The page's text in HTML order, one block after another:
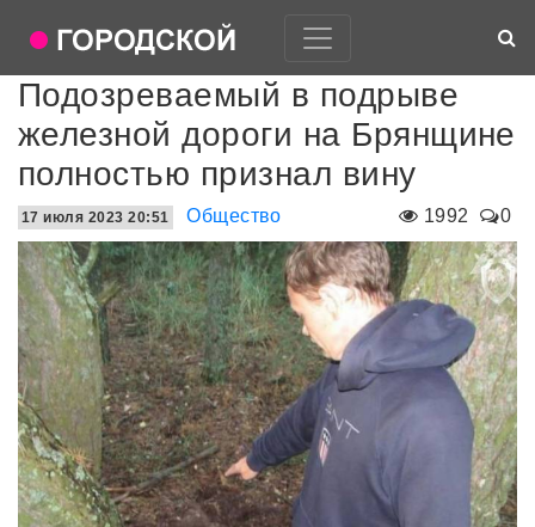
Подозреваемый в подрыве
железной дороги на Брянщине
полностью признал вину
1992 0
17 июля 2023 20:51 Общество